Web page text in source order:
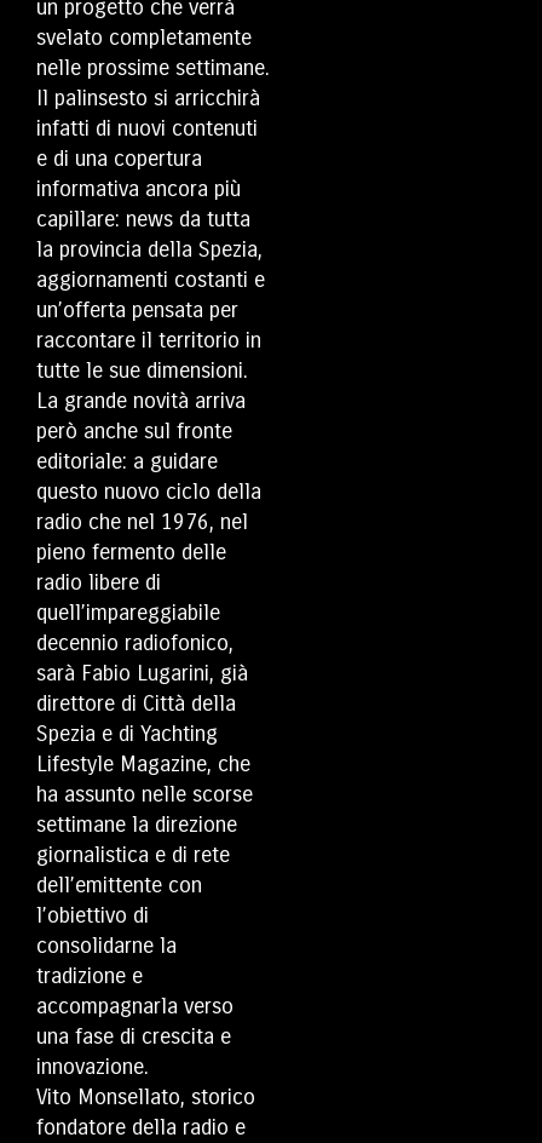
un progetto che verrà
svelato completamente
nelle prossime settimane.
Il palinsesto si arricchirà
infatti di nuovi contenuti
e di una copertura
informativa ancora più
capillare: news da tutta
la provincia della Spezia,
aggiornamenti costanti e
un’offerta pensata per
raccontare il territorio in
tutte le sue dimensioni.
La grande novità arriva
però anche sul fronte
editoriale: a guidare
questo nuovo ciclo della
radio che nel 1976, nel
pieno fermento delle
radio libere di
quell’impareggiabile
decennio radiofonico,
sarà Fabio Lugarini, già
direttore di Città della
Spezia e di Yachting
Lifestyle Magazine, che
ha assunto nelle scorse
settimane la direzione
giornalistica e di rete
dell’emittente con
l’obiettivo di
consolidarne la
tradizione e
accompagnarla verso
una fase di crescita e
innovazione.
Vito Monsellato, storico
fondatore della radio e